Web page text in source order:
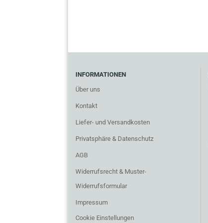
INFORMATIONEN
Über uns
Kontakt
Liefer- und Versandkosten
Privatsphäre & Datenschutz
AGB
Widerrufsrecht & Muster-
Widerrufsformular
Impressum
Cookie Einstellungen